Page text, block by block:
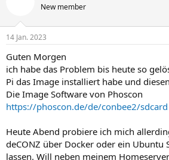
New member
14 Jan. 2023
Guten Morgen
ich habe das Problem bis heute so
Pi das Image installiert habe und
Die Image Software von Phoscon
https://phoscon.de/de/conbee2/sdcard
Heute Abend probiere ich mich
deCONZ über Docker oder ein Ubuntu
lassen. Will neben meinem